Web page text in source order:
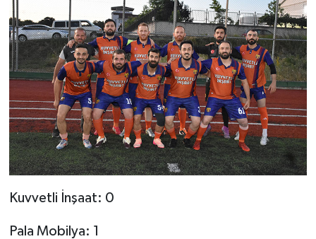
Kuvvetli İnşaat: 0
Pala Mobilya: 1